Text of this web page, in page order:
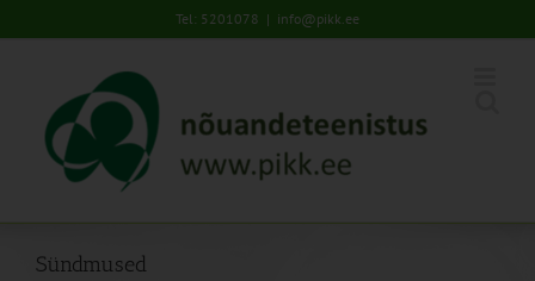
to
Tel: 5201078 | info@pikk.ee
Sündmused